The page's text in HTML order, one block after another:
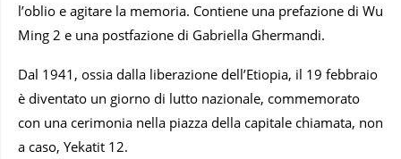
l’oblio e agitare la memoria. Contiene una prefazione di Wu
Ming 2 e una postfazione di Gabriella Ghermandi.
Dal 1941, ossia dalla liberazione dell’Etiopia, il 19 febbraio
è diventato un giorno di lutto nazionale, commemorato
con una cerimonia nella piazza della capitale chiamata, non
a caso, Yekatit 12.